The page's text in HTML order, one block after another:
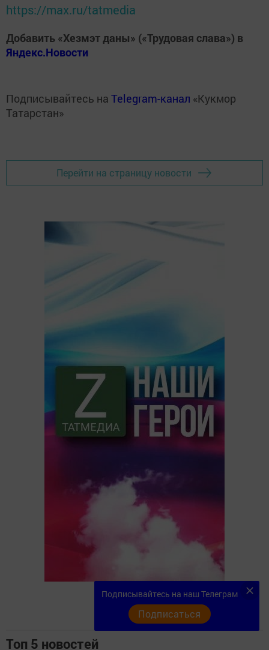
https://max.ru/tatmedia
Добавить «Хезмэт даны» («Трудовая слава») в
Яндекс.Новости
Подписывайтесь на Telegram-канал «Кукмор
Татарстан»
Перейти на страницу новости
Топ 5 новостей
Подписывайтесь на наш Телеграм
Подписаться